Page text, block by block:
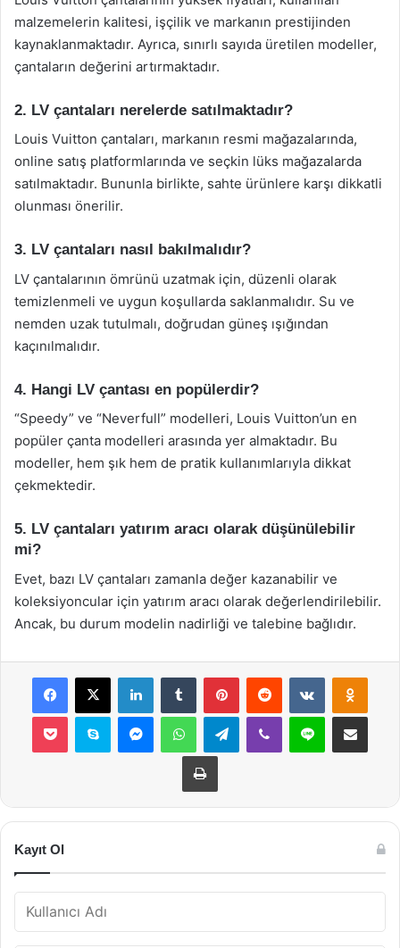
malzemelerin kalitesi, işçilik ve markanın prestijinden
kaynaklanmaktadır. Ayrıca, sınırlı sayıda üretilen modeller,
çantaların değerini artırmaktadır.
2. LV çantaları nerelerde satılmaktadır?
Louis Vuitton çantaları, markanın resmi mağazalarında,
online satış platformlarında ve seçkin lüks mağazalarda
satılmaktadır. Bununla birlikte, sahte ürünlere karşı dikkatli
olunması önerilir.
3. LV çantaları nasıl bakılmalıdır?
LV çantalarının ömrünü uzatmak için, düzenli olarak
temizlenmeli ve uygun koşullarda saklanmalıdır. Su ve
nemden uzak tutulmalı, doğrudan güneş ışığından
kaçınılmalıdır.
4. Hangi LV çantası en popülerdir?
“Speedy” ve “Neverfull” modelleri, Louis Vuitton’un en
popüler çanta modelleri arasında yer almaktadır. Bu
modeller, hem şık hem de pratik kullanımlarıyla dikkat
çekmektedir.
5. LV çantaları yatırım aracı olarak düşünülebilir
mi?
Evet, bazı LV çantaları zamanla değer kazanabilir ve
koleksiyoncular için yatırım aracı olarak değerlendirilebilir.
Ancak, bu durum modelin nadirliği ve talebine bağlıdır.
Facebook
X LinkedInTumblr PinterestReddit VKontakte
Pocket Skype MessengerWhatsAppTelegramViber Line E-Posta ile
Yazdır
Kayıt Ol